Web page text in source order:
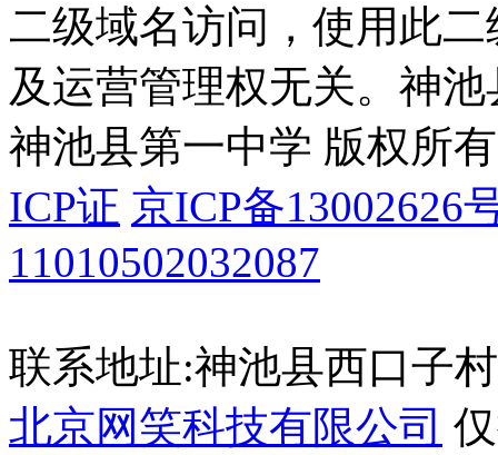
二级域名访问，使用此
及运营管理权无关。 神池
神池县第一中学 版权所有
ICP证 京ICP备13002626
11010502032087
联系地址:神池县西口子村
北京网笑科技有限公司